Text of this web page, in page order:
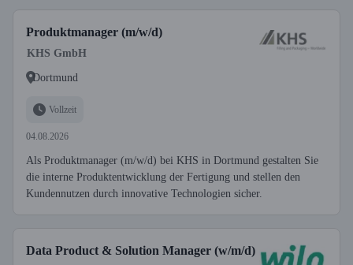
Produktmanager (m/w/d)
KHS GmbH
Dortmund
Vollzeit
04.08.2026
Als Produktmanager (m/w/d) bei KHS in Dortmund gestalten Sie
die interne Produktentwicklung der Fertigung und stellen den
Kundennutzen durch innovative Technologien sicher.
Data Product & Solution Manager (w/m/d)